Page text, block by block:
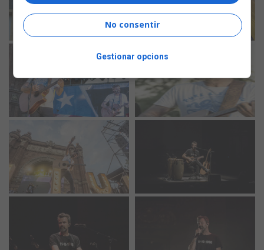
No consentir
Gestionar opcions